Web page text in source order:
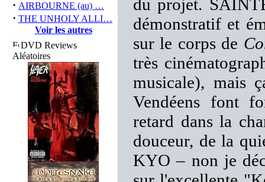
· AIRBOURNE (au) …
· THE UNHOLY ALLI…
Voir les autres
DVD Reviews
Aléatoires
du projet.
démonstratif et
sur le corps de
très
musicale), mais
Vendéens font
retard dans la
douceur, de la
KYO – non je